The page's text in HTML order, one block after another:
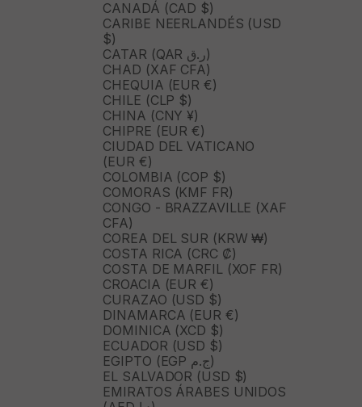
CANADÁ (CAD $)
CARIBE NEERLANDÉS (USD
$)
CATAR (QAR ر.ق)
CHAD (XAF CFA)
CHEQUIA (EUR €)
CHILE (CLP $)
CHINA (CNY ¥)
CHIPRE (EUR €)
CIUDAD DEL VATICANO
(EUR €)
COLOMBIA (COP $)
COMORAS (KMF FR)
CONGO - BRAZZAVILLE (XAF
CFA)
COREA DEL SUR (KRW ₩)
COSTA RICA (CRC ₡)
COSTA DE MARFIL (XOF FR)
CROACIA (EUR €)
CURAZAO (USD $)
DINAMARCA (EUR €)
DOMINICA (XCD $)
ECUADOR (USD $)
EGIPTO (EGP ج.م)
EL SALVADOR (USD $)
EMIRATOS ÁRABES UNIDOS